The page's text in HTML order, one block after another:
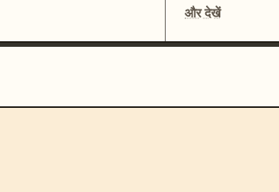
और देखें